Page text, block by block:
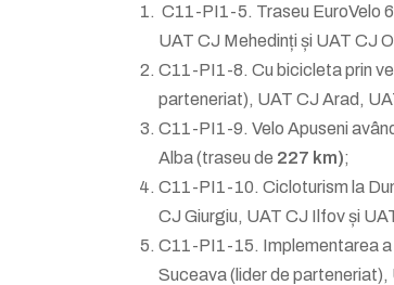
C11-PI1-5. Traseu EuroVelo
UAT CJ Mehedinți și UAT CJ
C11-PI1-8. Cu bicicleta prin
parteneriat), UAT CJ Arad,
C11-PI1-9. Velo Apuseni
Alba (traseu de 227 km);
C11-PI1-10. Cicloturism la
CJ Giurgiu, UAT CJ Ilfov și
C11-PI1-15. Implementarea a
Suceava (lider de